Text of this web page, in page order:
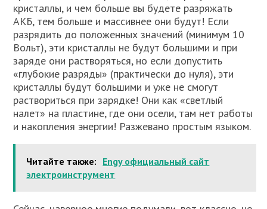
кристаллы, и чем больше вы будете разряжать
АКБ, тем больше и массивнее они будут! Если
разрядить до положенных значений (минимум 10
Вольт), эти кристаллы не будут большими и при
заряде они растворяться, но если допустить
«глубокие разряды» (практически до нуля), эти
кристаллы будут большими и уже не смогут
раствориться при зарядке! Они как «светлый
налет» на пластине, где они осели, там нет работы
и накопления энергии! Разжевано простым языком.
Читайте также: Engy официальный сайт
электроинструмент